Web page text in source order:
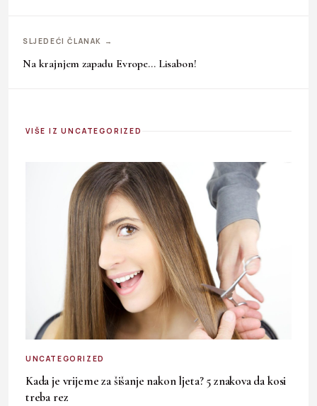
SLJEDEĆI ČLANAK →
Na krajnjem zapadu Evrope… Lisabon!
VIŠE IZ UNCATEGORIZED
UNCATEGORIZED
Kada je vrijeme za šišanje nakon ljeta? 5 znakova da kosi
treba rez